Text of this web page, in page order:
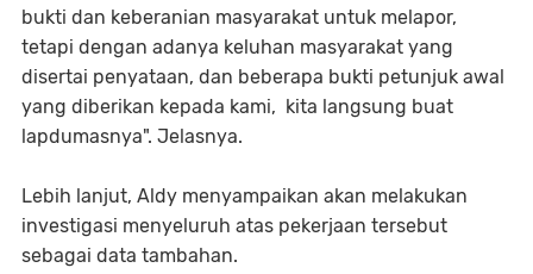
bukti dan keberanian masyarakat untuk melapor,
tetapi dengan adanya keluhan masyarakat yang
disertai penyataan, dan beberapa bukti petunjuk awal
yang diberikan kepada kami, kita langsung buat
lapdumasnya". Jelasnya.
Lebih lanjut, Aldy menyampaikan akan melakukan
investigasi menyeluruh atas pekerjaan tersebut
sebagai data tambahan.